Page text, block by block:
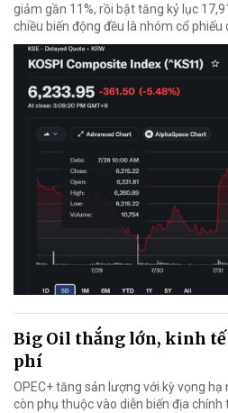
giảm gần 11%, rồi bật tăng kỷ lục
chiều biến động đều là nhóm cổ phiếu
Big Oil thắng lớn, kinh tế
phí
OPEC+ tăng sản lượng với kỳ vọng
còn phụ thuộc vào diễn biến địa chính